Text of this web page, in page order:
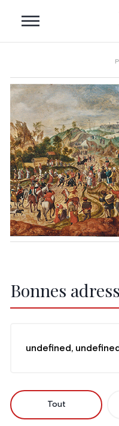
Bonnes
undefined, undefined
Tout